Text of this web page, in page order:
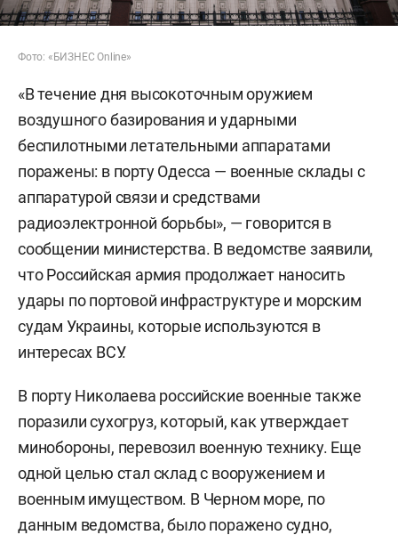
Фото: «БИЗНЕС Online»
«В течение дня высокоточным оружием
воздушного базирования и ударными
беспилотными летательными аппаратами
поражены: в порту Одесса — военные склады с
аппаратурой связи и средствами
радиоэлектронной борьбы», — говорится в
сообщении министерства. В ведомстве заявили,
что Российская армия продолжает наносить
удары по портовой инфраструктуре и морским
судам Украины, которые используются в
интересах ВСУ.
В порту Николаева российские военные также
поразили сухогруз, который, как утверждает
минобороны, перевозил военную технику. Еще
одной целью стал склад с вооружением и
военным имуществом. В Черном море, по
данным ведомства, было поражено судно,